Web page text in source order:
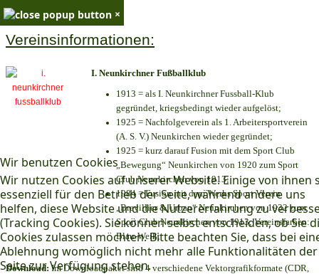
Wir benutzen Cookies
Wir nutzen Cookies auf unserer Website. Einige von ihnen
essenziell für den Betrieb der Seite, während andere uns
helfen, diese Website und die Nutzererfahrung zu
(Tracking Cookies). Sie können selbst entscheiden, ob Sie
Cookies zulassen möchten. Bitte beachten Sie, dass bei
Ablehnung womöglich nicht mehr alle Funktionalitäten der
Seite zur Verfügung stehen.
×
Vereinsinformationen:
I. Neunkirchner Fußballklub
1913 = als I. Neunkirchner Fussball-Klub
gegründet, kriegsbedingt wieder aufgelöst;
1925 = Nachfolgeverein als 1. Arbeitersportverein
(A. S. V.) Neunkirchen wieder gegründet;
1925 = kurz darauf Fusion mit dem Sport Club
„Bewegung“ Neunkirchen von 1920 zum Sport
Club Neunkirchen von 1913;
1984 = Fusion mit dem Werks Sport Verein
„Brevillier & Urban“ Neunkirchen von 1932 zum
Sport Club Neunkirchen von 1913; Vereinsfarben:
Blau-Weiß;
Download: Im Downloadpaket sind 4 verschiedene Vektorgrafikformate (CDR,